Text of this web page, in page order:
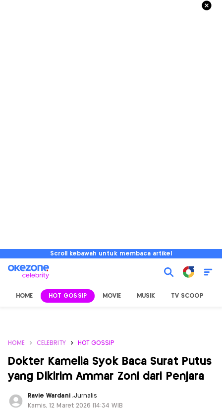
Scroll kebawah untuk membaca artikel
HOME HOT GOSSIP MOVIE MUSIK TV SCOOP
HOME CELEBRITY HOT GOSSIP
Dokter Kamelia Syok Baca Surat Putus
yang Dikirim Ammar Zoni dari Penjara
Ravie Wardani ,Jurnalis
Kamis, 12 Maret 2026 |14:34 WIB